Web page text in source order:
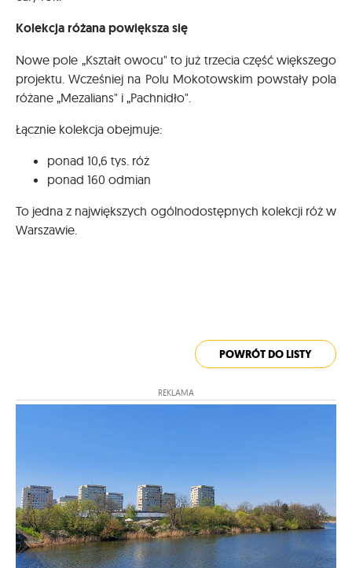
Kolekcja różana powiększa się
Nowe pole „Kształt owocu" to już trzecia część większego
projektu. Wcześniej na Polu Mokotowskim powstały pola
różane „Mezalians" i „Pachnidło".
Łącznie kolekcja obejmuje:
ponad 10,6 tys. róż
ponad 160 odmian
To jedna z największych ogólnodostępnych kolekcji róż w
Warszawie.
POWRÓT DO LISTY
REKLAMA